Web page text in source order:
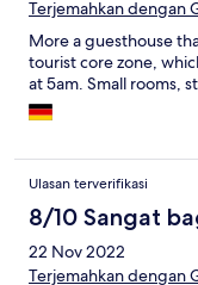
Terjemahkan dengan
More a guesthouse
tourist core zone,
at 5am. Small rooms,
Ulasan terverifikasi
8/10 Sangat
22 Nov 2022
Terjemahkan dengan